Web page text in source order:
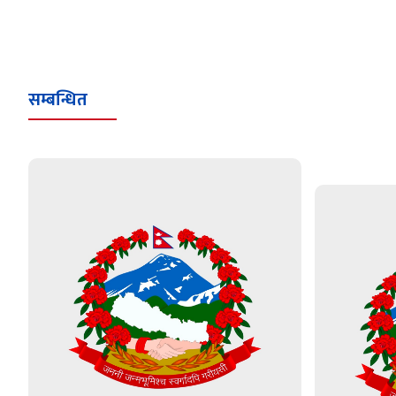
सम्बन्धित